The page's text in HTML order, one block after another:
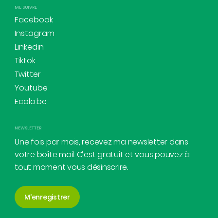
ME SUIVRE
Facebook
Instagram
Linkedin
Tiktok
Twitter
Youtube
Ecolo.be
NEWSLETTER
Une fois par mois, recevez ma newsletter dans
votre boîte mail. C’est gratuit et vous pouvez à
tout moment vous désinscrire.
M'enregistrer